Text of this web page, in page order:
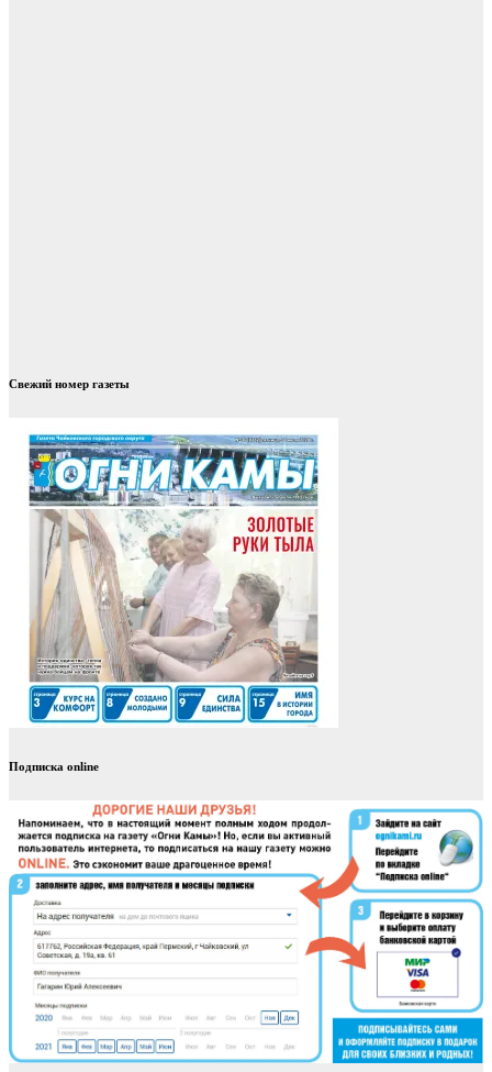
Свежий номер газеты
Подписка online